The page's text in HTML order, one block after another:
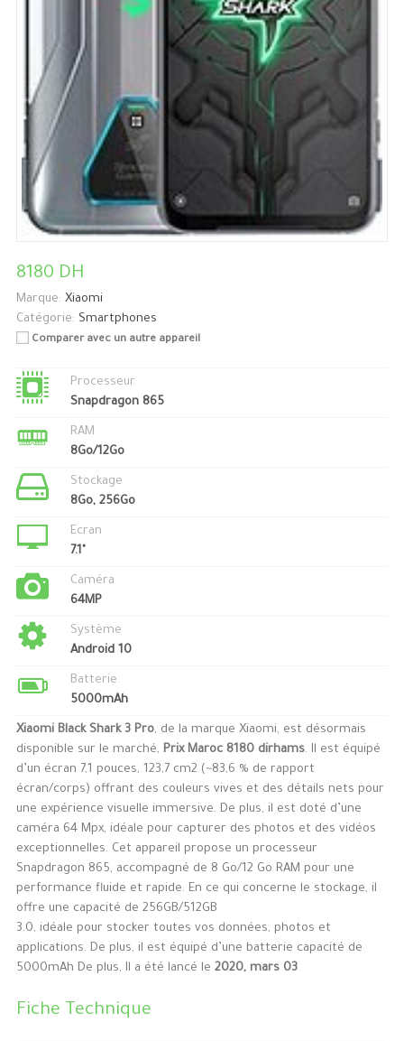
8180 DH
Marque: Xiaomi
Catégorie: Smartphones
Comparer avec un autre appareil
Processeur
Snapdragon 865
RAM
8Go/12Go
Stockage
8Go, 256Go
Ecran
7.1"
Caméra
64MP
Système
Android 10
Batterie
5000mAh
Xiaomi Black Shark 3 Pro, de la marque Xiaomi, est désormais
disponible sur le marché, Prix Maroc 8180 dirhams. Il est équipé
d’un écran 7,1 pouces, 123,7 cm2 (~83,6 % de rapport
écran/corps) offrant des couleurs vives et des détails nets pour
une expérience visuelle immersive. De plus, il est doté d’une
caméra 64 Mpx, idéale pour capturer des photos et des vidéos
exceptionnelles. Cet appareil propose un processeur
Snapdragon 865, accompagné de 8 Go/12 Go RAM pour une
performance fluide et rapide. En ce qui concerne le stockage, il
offre une capacité de 256GB/512GB
3.0, idéale pour stocker toutes vos données, photos et
applications. De plus, il est équipé d’une batterie capacité de
5000mAh De plus, Il a été lancé le 2020, mars 03
Fiche Technique